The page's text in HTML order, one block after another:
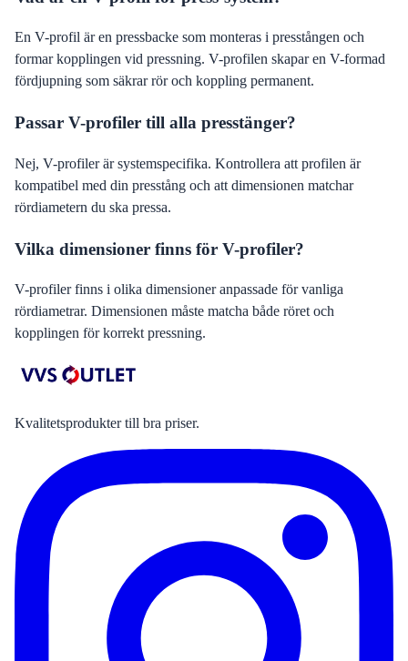
En V-profil är en pressbacke som monteras i presstången och
formar kopplingen vid pressning. V-profilen skapar en V-formad
fördjupning som säkrar rör och koppling permanent.
Passar V-profiler till alla presstänger?
Nej, V-profiler är systemspecifika. Kontrollera att profilen är
kompatibel med din presstång och att dimensionen matchar
rördiametern du ska pressa.
Vilka dimensioner finns för V-profiler?
V-profiler finns i olika dimensioner anpassade för vanliga
rördiametrar. Dimensionen måste matcha både röret och
kopplingen för korrekt pressning.
Kvalitetsprodukter till bra priser.